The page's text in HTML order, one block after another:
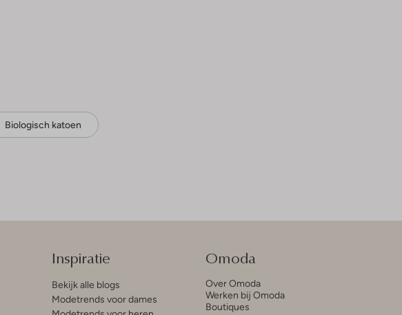
Biologisch katoen
Inspiratie
Bekijk alle blogs
Modetrends voor dames
Omoda
Over Omoda
Werken bij Omoda
Boutiques